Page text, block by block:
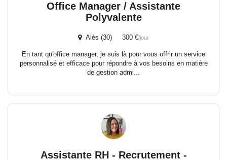
Office Manager / Assistante
Polyvalente
Alès (30) 300 €/jour
En tant qu'office manager, je suis là pour vous offrir un service
personnalisé et efficace pour répondre à vos besoins en matière
de gestion admi...
Assistante RH - Recrutement -